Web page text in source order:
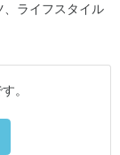
、ライフスタイル
。